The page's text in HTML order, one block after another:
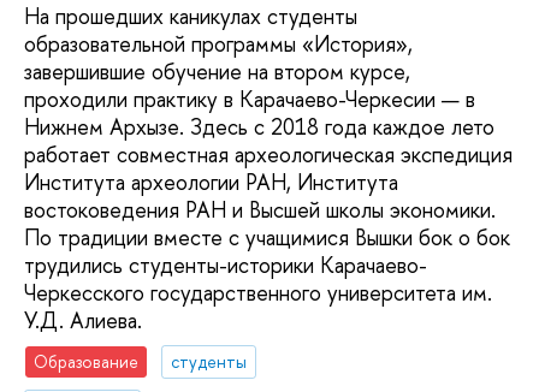
На прошедших каникулах студенты
образовательной программы «История»,
завершившие обучение на втором курсе,
проходили практику в Карачаево-Черкесии — в
Нижнем Архызе. Здесь с 2018 года каждое лето
работает совместная археологическая экспедиция
Института археологии РАН, Института
востоковедения РАН и Высшей школы экономики.
По традиции вместе с учащимися Вышки бок о бок
трудились студенты-историки Карачаево-
Черкесского государственного университета им.
У.Д. Алиева.
Образование
студенты